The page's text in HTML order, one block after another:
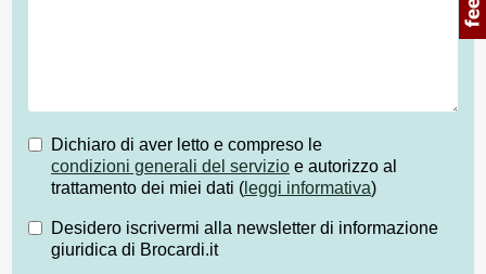
Dichiaro di aver letto e compreso le
condizioni generali del servizio e autorizzo al
trattamento dei miei dati ( leggi informativa)
Desidero iscrivermi alla newsletter di informazione
giuridica di Brocardi.it